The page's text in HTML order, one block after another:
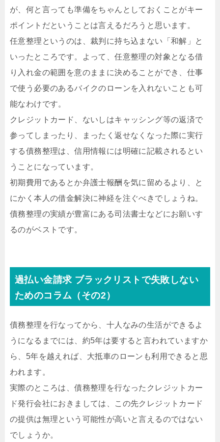
が、何と言っても準備をちゃんとしておくことがキー
ポイントだということは言えるだろうと思います。
任意整理というのは、裁判に持ち込まない「和解」と
いったところです。よって、任意整理の対象となる借
り入れ金の範囲を意のままに決めることができ、仕事
で使う必要のあるバイクのローンを入れないことも可
能なわけです。
クレジットカード、ないしはキャッシング等の返済で
参ってしまったり、まったく返せなくなった際に実行
する債務整理は、信用情報には明確に記載されるとい
うことになっています。
初期費用であるとか弁護士報酬を気に留めるより、と
にかく本人の借金解決に神経を注ぐべきでしょうね。
債務整理の実績が豊富にある司法書士などにお願いす
るのがベストです。
過払い金請求 ブラックリストで失敗しない
ためのコラム（その2）
債務整理を行なってから、十人なみの生活ができるよ
うになるまでには、約5年は要すると言われていますか
ら、5年を越えれば、大抵車のローンも利用できると思
われます。
実際のところは、債務整理を行なったクレジットカー
ド発行会社におきましては、この先クレジットカード
の提供は無理という可能性が高いと言えるのではない
でしょうか。